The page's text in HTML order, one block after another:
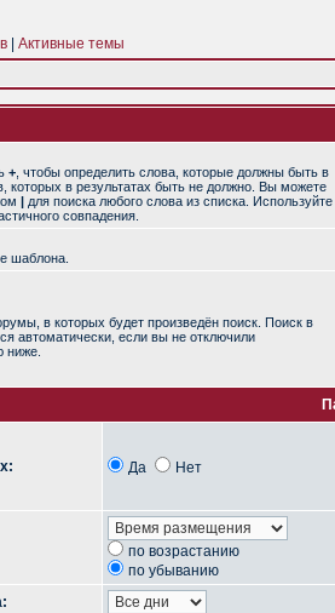
Активные темы
+ , чтобы определить слова, которые должны быть в
которых в результатах быть не должно. Вы можете
| для поиска любого слова из списка. Используйте
совпадения.
шаблона.
в которых будет произведён поиск. Поиск в
автоматически, если вы не отключили
ниже.
Да Нет
по возрастанию
по убыванию